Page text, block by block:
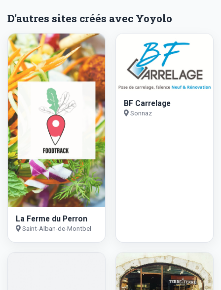
D'autres sites créés avec Yoyolo
La Ferme du Perron
Saint-Alban-de-Montbel
BF Carrelage
Sonnaz